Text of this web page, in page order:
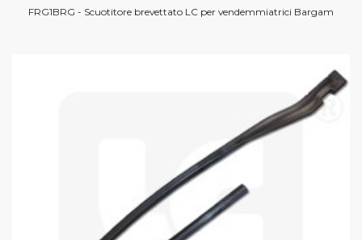
FRG1BRG - Scuotitore brevettato LC per vendemmiatrici Bargam